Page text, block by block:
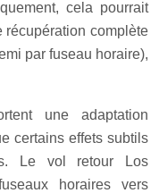
cela pourrait
récupération complète
par fuseau horaire),
une adaptation
certains effets subtils
Le vol retour Los
horaires vers